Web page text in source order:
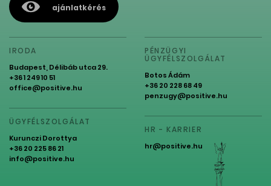
ajánlatkérés
IRODA
Budapest, Délibáb utca 29.
+36 1 249 10 51
office@positive.hu
ÜGYFÉLSZOLGÁLAT
Kurunczi Dorottya
+36 20 225 86 21
info@positive.hu
PÉNZÜGYI
ÜGYFÉLSZOLGÁLAT
Botos Ádám
+36 20 228 68 49
penzugy@positive.hu
HR - KARRIER
hr@positive.hu